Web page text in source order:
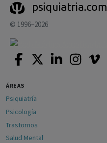
psiquiatria.com
© 1996–2026
ÁREAS
Psiquiatría
Psicología
Trastornos
Salud Mental